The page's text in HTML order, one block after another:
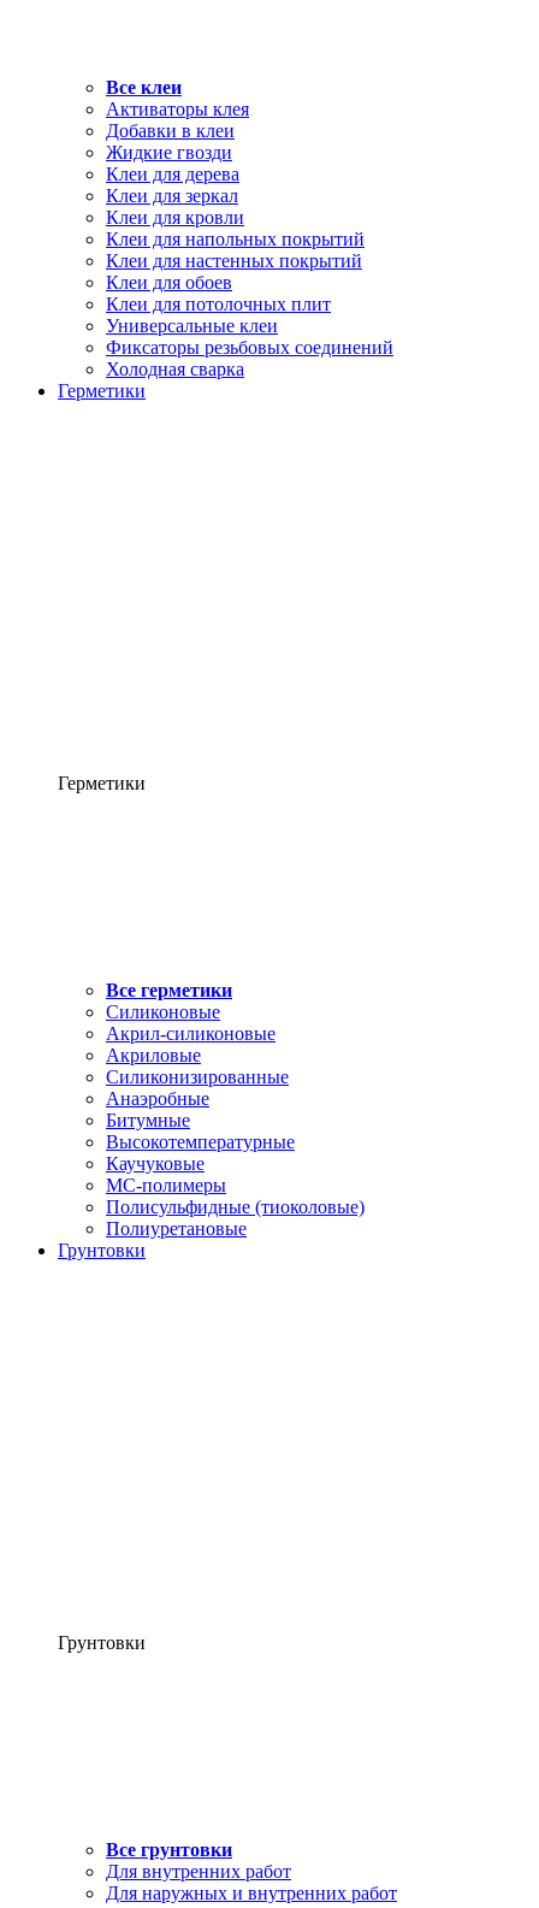
Все клеи
Активаторы клея
Добавки в клеи
Жидкие гвозди
Клеи для дерева
Клеи для зеркал
Клеи для кровли
Клеи для напольных покрытий
Клеи для настенных покрытий
Клеи для обоев
Клеи для потолочных плит
Универсальные клеи
Фиксаторы резьбовых соединений
Холодная сварка
Герметики
Герметики
Все герметики
Силиконовые
Акрил-силиконовые
Акриловые
Силиконизированные
Анаэробные
Битумные
Высокотемпературные
Каучуковые
МС-полимеры
Полисульфидные (тиоколовые)
Полиуретановые
Грунтовки
Грунтовки
Все грунтовки
Для внутренних работ
Для наружных и внутренних работ